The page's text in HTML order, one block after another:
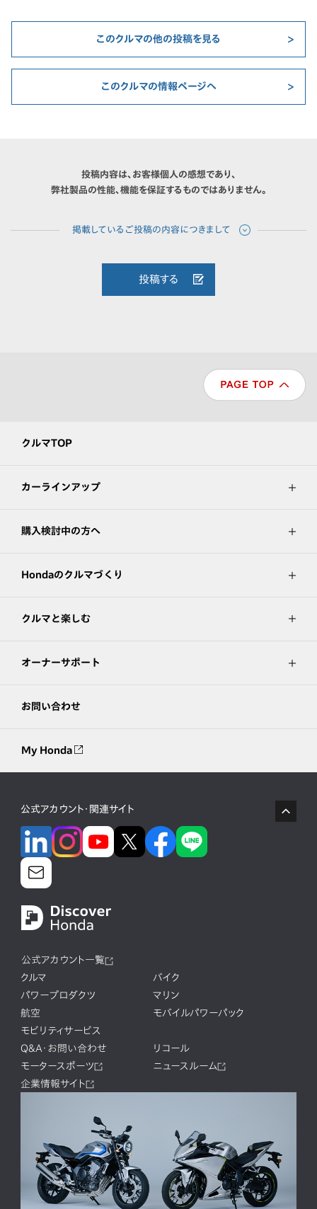
このクルマの他の投稿を見る
このクルマの情報ページへ
投稿内容は、お客様個人の感想であり、
弊社製品の性能、機能を保証するものではありません。
投稿する
クルマTOP
カーラインアップ
購入検討中の方へ
Hondaのクルマづくり
クルマと楽しむ
オーナーサポート
お問い合わせ
My Honda
公式アカウント・関連サイト
公式アカウント一覧
クルマ
バイク
パワープロダクツ
マリン
航空
モバイルパワーパック
モビリティサービス
Q&A・お問い合わせ
リコール
モータースポーツ
ニュースルーム
企業情報サイト